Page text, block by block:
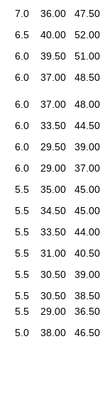
7.0 36.00
47.50
6.5 40.00
52.00
6.0 39.50
51.00
6.0 37.00 48.50
6.0 37.00
48.00
6.0 33.50
44.50
6.0 29.50
39.00
6.0 29.00
37.00
5.5 35.00
45.00
5.5 34.50
45.00
5.5 33.50
44.00
5.5 31.00
40.50
5.5 30.50
39.00
5.5 30.50
38.50
5.5 29.00
36.50
5.0 38.00 46.50